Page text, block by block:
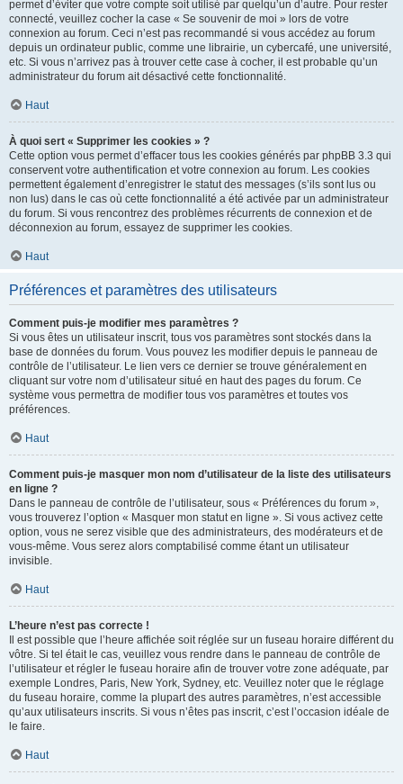
permet d’éviter que votre compte soit utilisé par quelqu’un d’autre. Pour rester
connecté, veuillez cocher la case « Se souvenir de moi » lors de votre
connexion au forum. Ceci n’est pas recommandé si vous accédez au forum
depuis un ordinateur public, comme une librairie, un cybercafé, une université,
etc. Si vous n’arrivez pas à trouver cette case à cocher, il est probable qu’un
administrateur du forum ait désactivé cette fonctionnalité.
Haut
À quoi sert « Supprimer les cookies » ?
Cette option vous permet d’effacer tous les cookies générés par phpBB 3.3 qui
conservent votre authentification et votre connexion au forum. Les cookies
permettent également d’enregistrer le statut des messages (s’ils sont lus ou
non lus) dans le cas où cette fonctionnalité a été activée par un administrateur
du forum. Si vous rencontrez des problèmes récurrents de connexion et de
déconnexion au forum, essayez de supprimer les cookies.
Haut
Préférences et paramètres des utilisateurs
Comment puis-je modifier mes paramètres ?
Si vous êtes un utilisateur inscrit, tous vos paramètres sont stockés dans la
base de données du forum. Vous pouvez les modifier depuis le panneau de
contrôle de l’utilisateur. Le lien vers ce dernier se trouve généralement en
cliquant sur votre nom d’utilisateur situé en haut des pages du forum. Ce
système vous permettra de modifier tous vos paramètres et toutes vos
préférences.
Haut
Comment puis-je masquer mon nom d’utilisateur de la liste des utilisateurs
en ligne ?
Dans le panneau de contrôle de l’utilisateur, sous « Préférences du forum »,
vous trouverez l’option « Masquer mon statut en ligne ». Si vous activez cette
option, vous ne serez visible que des administrateurs, des modérateurs et de
vous-même. Vous serez alors comptabilisé comme étant un utilisateur
invisible.
Haut
L’heure n’est pas correcte !
Il est possible que l’heure affichée soit réglée sur un fuseau horaire différent du
vôtre. Si tel était le cas, veuillez vous rendre dans le panneau de contrôle de
l’utilisateur et régler le fuseau horaire afin de trouver votre zone adéquate, par
exemple Londres, Paris, New York, Sydney, etc. Veuillez noter que le réglage
du fuseau horaire, comme la plupart des autres paramètres, n’est accessible
qu’aux utilisateurs inscrits. Si vous n’êtes pas inscrit, c’est l’occasion idéale de
le faire.
Haut